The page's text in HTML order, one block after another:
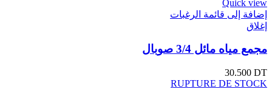
Quick view
إضافة إلى قائمة الرغبات
إغلاق
مجمع مياه مائل 3/4 صوبال
30.500 DT
RUPTURE DE STOCK